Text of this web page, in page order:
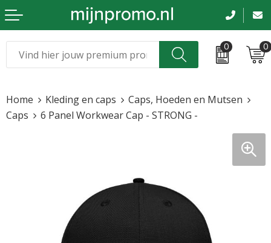
0 0
Kleding & caps
Tassen en reizen
Beurs en evenementen
Sinterklaas
Home Kleding en caps
Caps, Hoeden en Mutsen
Caps
6 Panel Workwear Cap - STRONG -